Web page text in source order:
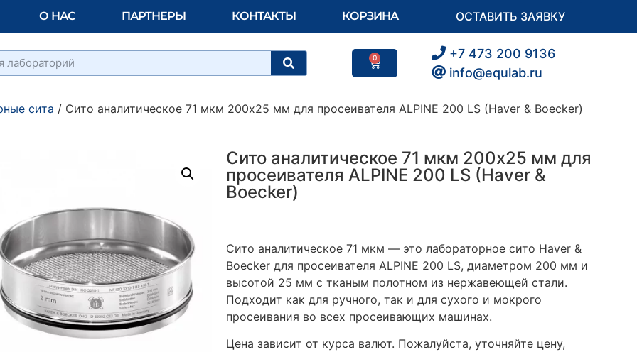
О НАС ПАРТНЕРЫ КОНТАКТЫ КОРЗИНА ОСТАВИТЬ ЗАЯВКУ
0
+7 473 200 9136
info@equlab.ru
сита / Сито аналитическое 71 мкм 200х25 мм для просеивателя ALPINE 200 LS (Haver & Boecker)
Сито аналитическое 71 мкм 200х25 мм для
просеивателя ALPINE 200 LS (Haver &
Boecker)
Сито аналитическое 71 мкм — это лабораторное сито Haver &
Boecker для просеивателя ALPINE 200 LS, диаметром 200 мм и
высотой 25 мм с тканым полотном из нержавеющей стали.
Подходит как для ручного, так и для сухого и мокрого
просеивания во всех просеивающих машинах.
Цена зависит от курса валют. Пожалуйста, уточняйте цену,